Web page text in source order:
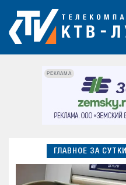
РЕКЛАМА
ГЛАВНОЕ ЗА СУТКИ